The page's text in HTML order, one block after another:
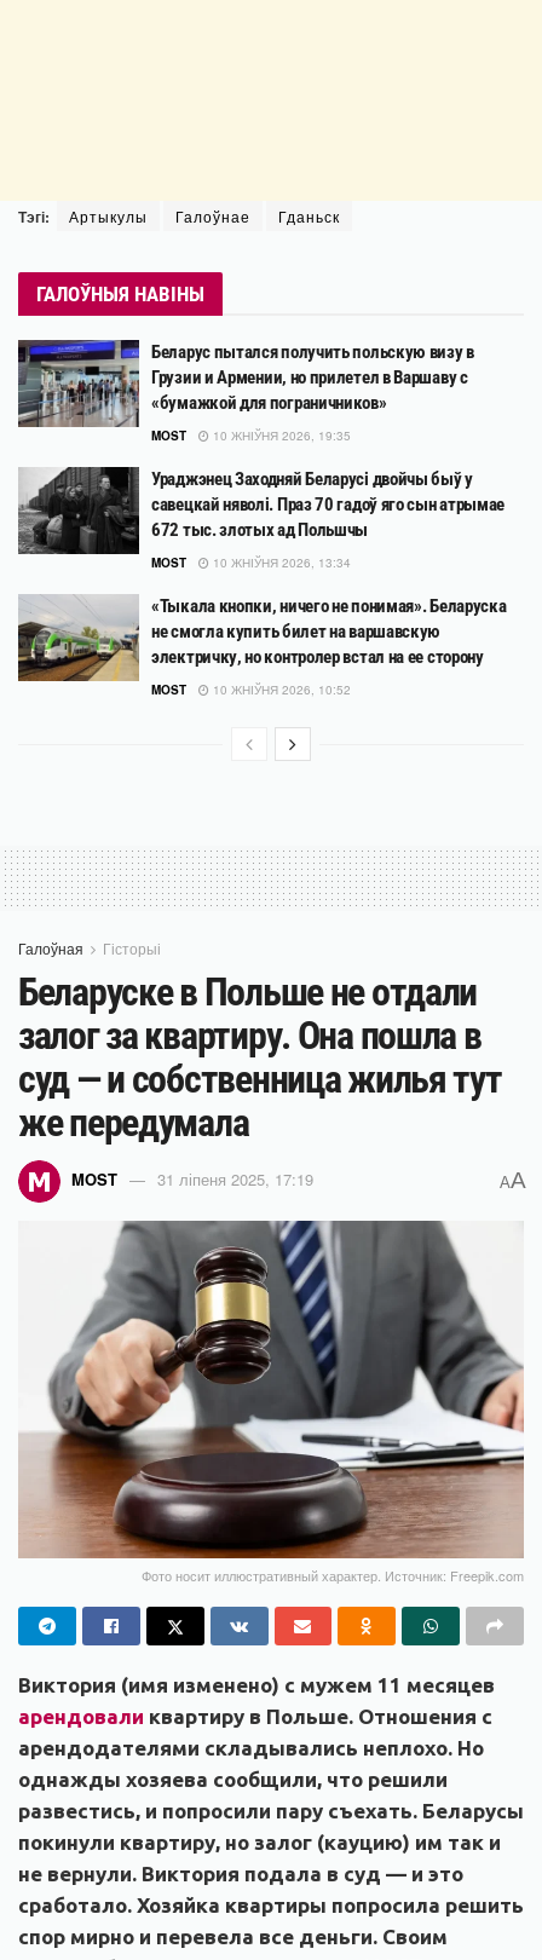
Тэгі: Артыкулы Галоўнае Гданьск
ГАЛОЎНЫЯ НАВІНЫ
Беларус пытался получить польскую визу в
Грузии и Армении, но прилетел в Варшаву с
«бумажкой для пограничников»
MOST 10 ЖНІЎНЯ 2026, 19:35
Ураджэнец Заходняй Беларусі двойчы быў у
савецкай няволі. Праз 70 гадоў яго сын атрымае
672 тыс. злотых ад Польшчы
MOST 10 ЖНІЎНЯ 2026, 13:34
«Тыкала кнопки, ничего не понимая». Беларуска
не смогла купить билет на варшавскую
электричку, но контролер встал на ее сторону
MOST 10 ЖНІЎНЯ 2026, 10:52
Галоўная Гісторыі
Беларуске в Польше не отдали
залог за квартиру. Она пошла в
суд — и собственница жилья тут
же передумала
MOST 31 ліпеня 2025, 17:19 AA
Фото носит иллюстративный характер. Источник: Freepik.com
Виктория (имя изменено) с мужем 11 месяцев
арендовали квартиру в Польше. Отношения с
арендодателями складывались неплохо. Но
однажды хозяева сообщили, что решили
развестись, и попросили пару съехать. Беларусы
покинули квартиру, но залог (кауцию) им так и
не вернули. Виктория подала в суд — и это
сработало. Хозяйка квартиры попросила решить
спор мирно и перевела все деньги. Своим